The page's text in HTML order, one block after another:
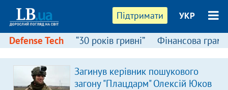
Підтримати УКР
Defense Tech “30 років гривні” Фінансова
Загинув керівник пошукового
загону "Плацдарм" Олексій Юков